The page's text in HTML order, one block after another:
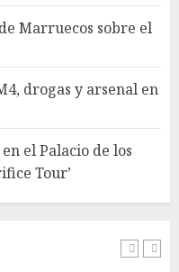
Marruecos sobre el
drogas y arsenal en
el Palacio de los
Tour’
se presenta
2026
68 años en Rosario